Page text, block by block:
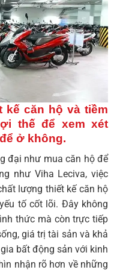
kế căn hộ và tiềm
thế để xem xét
ở không.
đại như mua căn hộ để
như Viha Leciva, việc
lượng thiết kế căn hộ
tố cốt lõi. Đây không
thức mà còn trực tiếp
giá trị tài sản và khả
bất động sản với kinh
nhận rõ hơn về những